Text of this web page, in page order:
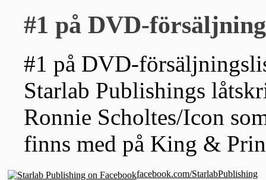
#1 på DVD-
#1 på DVD-
Starlab Publishings
Ronnie Scholtes/Icon
finns med på King &
facebook.com/StarlabPublishing